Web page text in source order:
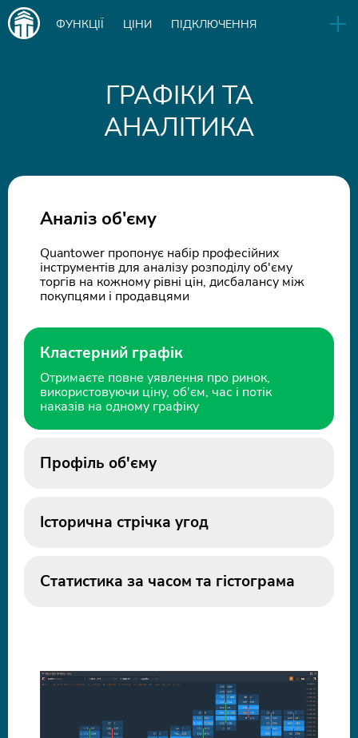
Main
navigation
ФУНКЦІЇ ЦІНИ ПІДКЛЮЧЕННЯ
СКАЧАТИ
ГРАФІКИ ТА
АНАЛІТИКА
Аналіз об'єму
Quantower пропонує набір професійних
інструментів для аналізу розподілу об'єму
торгів на кожному рівні цін, дисбалансу між
покупцями і продавцями
Кластерний графік
Отримаєте повне уявлення про ринок,
використовуючи ціну, об'єм, час і потік
наказів на одному графіку
Профіль об'єму
Історична стрічка угод
Статистика за часом та гістограма